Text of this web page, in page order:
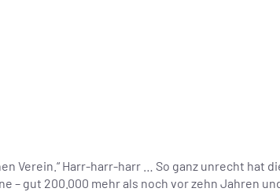
Verein.“ Harr-harr-harr … So ganz unrecht hat
– gut 200.000 mehr als noch vor zehn Jahren